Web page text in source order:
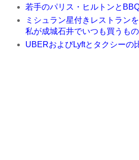
若手のパリス・ヒルトンと
ミシュラン星付きレストラン
私が成城石井でいつも買うもの
UBERおよびLyftとタクシーの